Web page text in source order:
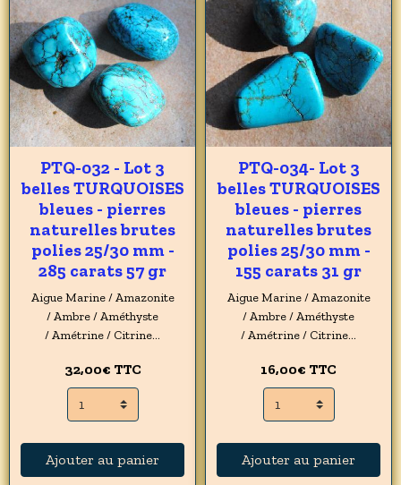
PTQ-032 - Lot 3
belles TURQUOISES
bleues - pierres
naturelles brutes
polies 25/30 mm -
285 carats 57 gr
Aigue Marine / Amazonite
/ Ambre / Améthyste
/ Amétrine / Citrine...
32,00€ TTC
Ajouter au panier
PTQ-034- Lot 3
belles TURQUOISES
bleues - pierres
naturelles brutes
polies 25/30 mm -
155 carats 31 gr
Aigue Marine / Amazonite
/ Ambre / Améthyste
/ Amétrine / Citrine...
16,00€ TTC
Ajouter au panier